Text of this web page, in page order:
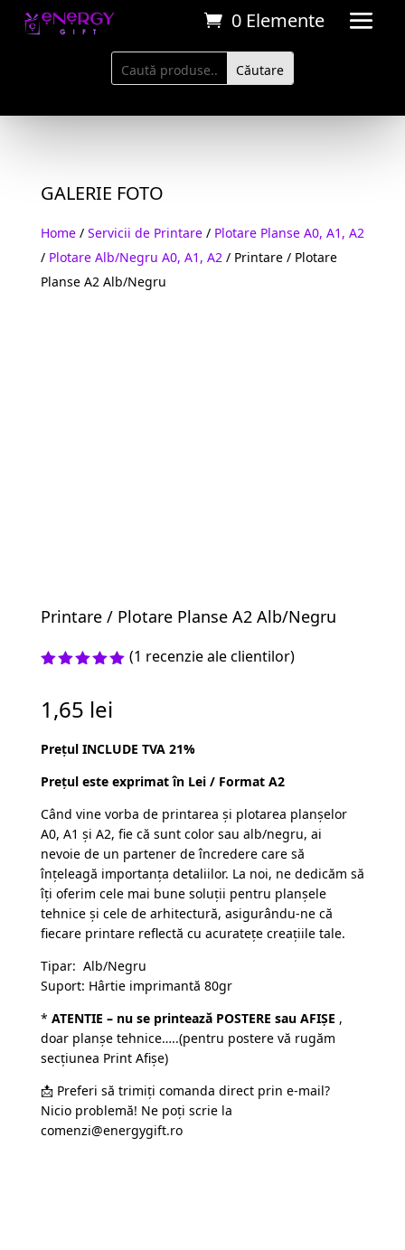
0 Elemente
GALERIE FOTO
Home/ Servicii de Printare/ Plotare Planse A0, A1, A2
/ Plotare Alb/Negru A0, A1, A2/ Printare / Plotare
Planse A2 Alb/Negru
Printare / Plotare Planse A2 Alb/Negru
pe baza
unei
evaluări
(1 recenzie ale clientilor)
1,65 lei
Prețul INCLUDE TVA 21%
Prețul este exprimat în Lei / Format A2
Când vine vorba de printarea și plotarea planșelor
A0, A1 și A2, fie că sunt color sau alb/negru, ai
nevoie de un partener de încredere care să
înțeleagă importanța detaliilor. La noi, ne dedicăm să
îți oferim cele mai bune soluții pentru planșele
tehnice și cele de arhitectură, asigurându-ne că
fiecare printare reflectă cu acuratețe creațiile tale.
Tipar: Alb/Negru
Suport: Hârtie imprimantă 80gr
* ATENTIE – nu se printează POSTERE sau AFIȘE ,
doar planșe tehnice…..(pentru postere vă rugăm
secțiunea Print Afișe)
📩 Preferi să trimiți comanda direct prin e-mail?
Nicio problemă! Ne poți scrie la
comenzi@energygift.ro